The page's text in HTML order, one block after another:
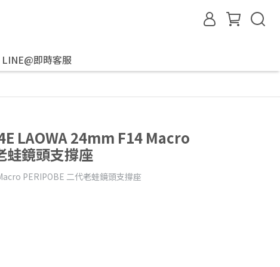
LINE@即時客服
LAOWA 24mm F14 Macro
蛙鏡頭支撐座
PERIPOBE 二代老蛙鏡頭支撐座